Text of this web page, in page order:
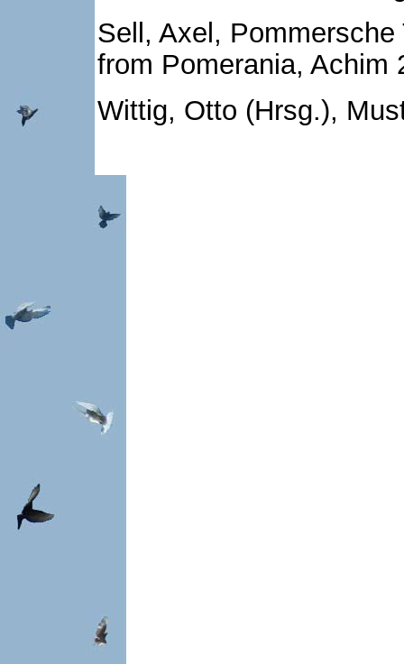
Sell, Axel,
from Pomerania, Achim
Wittig, Otto (Hrsg.),